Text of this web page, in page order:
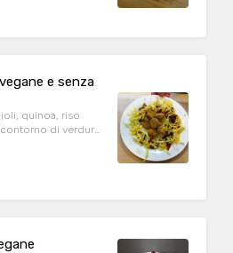
e senza
quinoa, riso
di verdure